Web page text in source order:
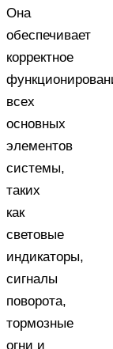
Она
обеспечивает
корректное
всех
основных
элементов
системы,
таких
как
световые
индикаторы,
сигналы
поворота,
тормозные
огни и